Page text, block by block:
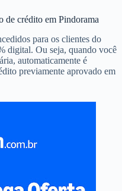
de crédito em Pindorama
para os clientes do
digital. Ou seja, quando você
automaticamente é
previamente aprovado em